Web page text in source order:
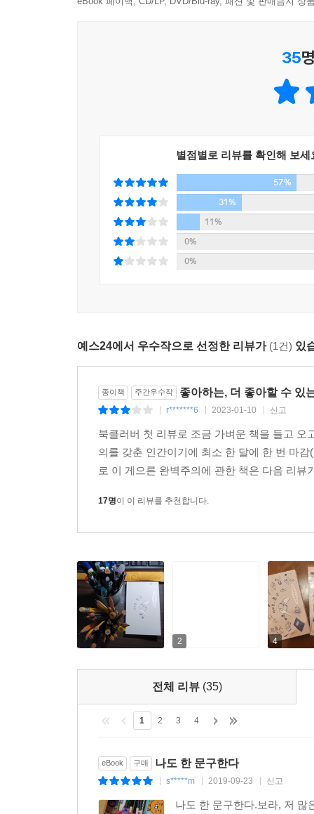
생각들을 조금이라도 덜어내기 위해, 내가 느끼
얻는다. 때로는 지나간 기록 속에 담긴 예전의
문구 소비에는 ‘실용적’이라는 단어 자체가 적
문구가 정말 딱 그 정도의 존재일지도 모른다.
볼펜들의 존재 이유를 좀처럼 설명하기 어렵다.
내 책상과 서랍에는 재질과 컬러가 다른 수십 개
하루가 더 나아질 것 같아서. 문구를 사고 싶은 이
있습니다!
35
별점별로 리뷰를 확인해 보세
57%
31%
11%
0%
0%
예스24에서 우수작으로 선정한 리뷰가 (1건) 있
종이책 주간우수작 좋아하는, 더 좋아할 수 있
r*******6 2023-01-10 신고
북클러버 첫 리뷰로 조금 가벼운 책을 들고
의를 갖춘 인간이기에 최소 한 달에 한 번 마
로 이 게으른 완벽주의에 관한 책은 다음 리
17명이 이 리뷰를 추천합니다.
2 4
전체 리뷰 (35)
1 2 3 4
eBook 구매 나도 한 문구한다
s*****m 2019-09-23 신고
나도 한 문구한다.보라, 저 많